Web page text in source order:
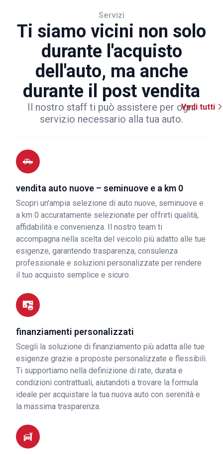
Servizi
Ti siamo vicini non solo
durante l'acquisto
dell'auto, ma anche
durante il post vendita
Il nostro staff ti può assistere per ogni
servizio necessario alla tua auto.
Vedi tutti
vendita auto nuove – seminuove e a km 0
Scopri un'ampia selezione di auto nuove, seminuove e
a km 0 accuratamente selezionate per offrirti qualità,
affidabilità e convenienza. Il nostro team ti
accompagna nella scelta del veicolo più adatto alle tue
esigenze, garantendo trasparenza, consulenza
professionale e soluzioni personalizzate per rendere
il tuo acquisto semplice e sicuro.
finanziamenti personalizzati
Scegli la soluzione di finanziamento più adatta alle tue
esigenze grazie a proposte personalizzate e flessibili.
Ti supportiamo nella definizione di rate, durata e
condizioni contrattuali, aiutandoti a trovare la formula
ideale per acquistare la tua nuova auto con serenità e
la massima trasparenza.